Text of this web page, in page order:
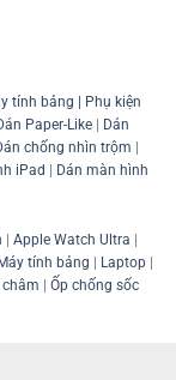
tính bảng
Phụ kiện
Paper-Like|
Dán
chống nhìn trộm
iPad
Dán màn hình
| Apple Watch Ultra |
tính bảng | Laptop|
| Ốp chống sốc